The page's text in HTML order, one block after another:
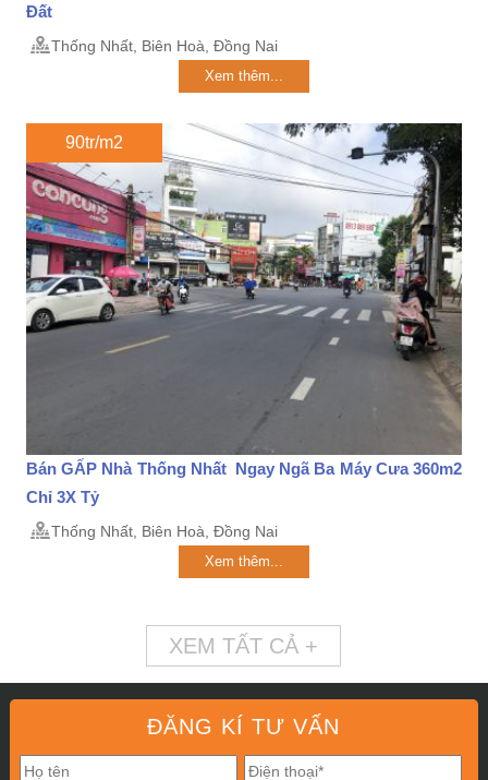
Đất
Thống Nhất, Biên Hoà, Đồng Nai
Xem thêm...
90tr/m2
Bán GẤP Nhà Thống Nhất Ngay Ngã Ba Máy Cưa 360m2
Chỉ 3X Tỷ
Thống Nhất, Biên Hoà, Đồng Nai
Xem thêm...
XEM TẤT CẢ +
ĐĂNG KÍ TƯ VẤN